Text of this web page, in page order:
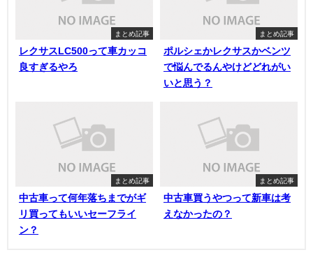
まとめ記事
レクサスLC500って車カッコ
良すぎるやろ
まとめ記事
ポルシェかレクサスかベンツ
で悩んでるんやけどどれがい
いと思う？
まとめ記事
中古車って何年落ちまでがギ
リ買ってもいいセーフライ
ン？
まとめ記事
中古車買うやつって新車は考
えなかったの？